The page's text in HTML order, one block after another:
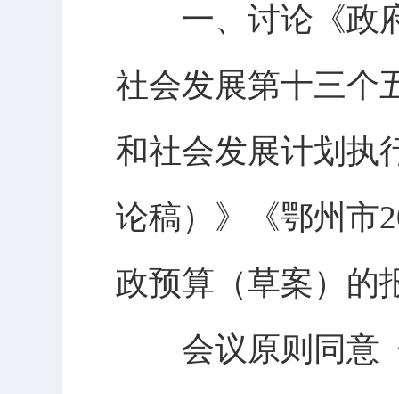
一、讨论《政府
社会发展第十三个
和社会发展计划执
论稿）》《鄂州市
政预算（草案）的
会议原则同意《